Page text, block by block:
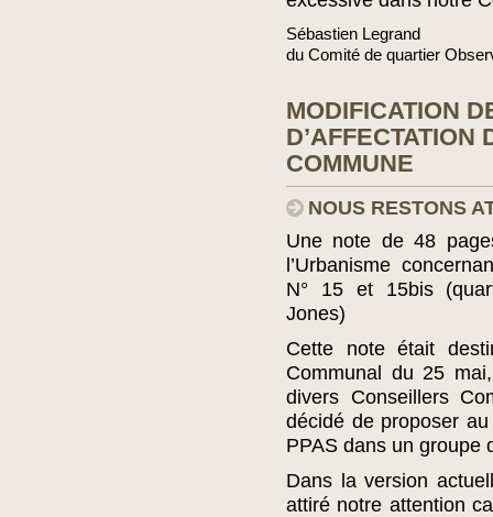
Sébastien Legrand
du Comité de quartier
MODIFICATION
D’AFFECTATION
COMMUNE
NOUS RESTONS
Une note de 48
l’Urbanisme
N° 15 et 15bis
Jones)
Cette note était
Communal du 25
divers Conseillers
décidé de proposer
PPAS dans un groupe
Dans la version
attiré notre attention